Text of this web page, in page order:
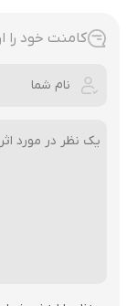
کامنت خود را